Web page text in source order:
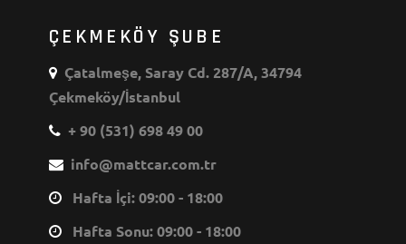
ÇEKMEKÖY ŞUBE
Çatalmeşe, Saray Cd. 287/A, 34794
Çekmeköy/İstanbul
+ 90 (531) 698 49 00
info@mattcar.com.tr
Hafta İçi: 09:00 - 18:00
Hafta Sonu: 09:00 - 18:00